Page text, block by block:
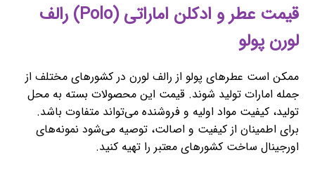
قیمت عطر و ادکلن اماراتی (Polo) رالف
لورن پولو
ممکن است عطرهای پولو از رالف لورن در کشورهای مختلف از
جمله امارات تولید شوند. قیمت این محصولات بسته به محل
تولید، کیفیت مواد اولیه و فروشنده می‌تواند متفاوت باشد.
برای اطمینان از کیفیت و اصالت، توصیه می‌شود نمونه‌های
اورجینال ساخت کشورهای معتبر را تهیه کنید.